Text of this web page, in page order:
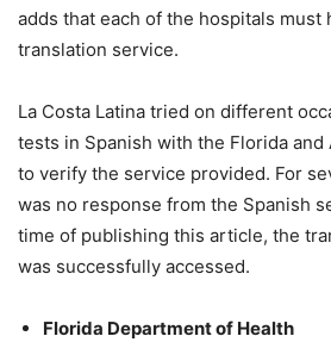
adds that each of the hospitals must
translation service.
La Costa Latina tried on different
tests in Spanish with the Florida and
to verify the service provided. For
was no response from the Spanish
time of publishing this article, the
was successfully accessed.
Florida Department of Health